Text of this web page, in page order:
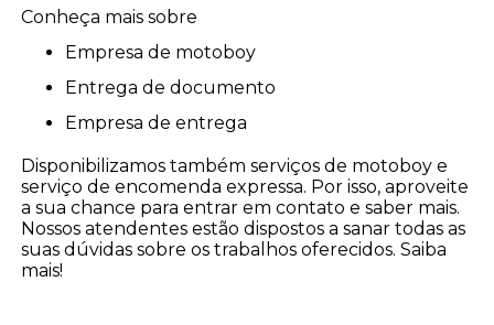
Conheça mais sobre
empresa de motoboy
entrega de documento
empresa de entrega
Disponibilizamos também serviços de motoboy e
serviço de encomenda expressa. Por isso, aproveite
a sua chance para entrar em contato e saber mais.
Nossos atendentes estão dispostos a sanar todas as
suas dúvidas sobre os trabalhos oferecidos. Saiba
mais!